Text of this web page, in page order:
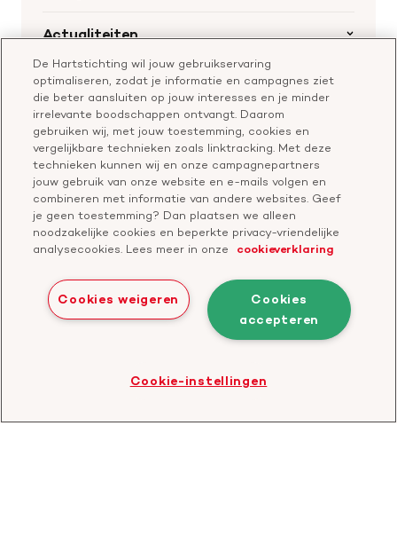
Samenwerking en financiering
Onze missie
Actualiteiten
Nieuws
Nieuwsbrief voor professionals
Hartstichting.nl
Publiekswebsite Hartstichting.nl
Over de Hartstichting
Jaarverslag
Contact
Contactgegevens
Doneer Cavaris
Bezoek
onze
LinkedIn
Privacyverklaring
Bezoek
De Hartstichting wil jouw gebruikservaring
optimaliseren, zodat je informatie en campagnes ziet
die beter aansluiten op jouw interesses en je minder
irrelevante boodschappen ontvangt. Daarom
gebruiken wij, met jouw toestemming, cookies en
vergelijkbare technieken zoals linktracking. Met deze
technieken kunnen wij en onze campagnepartners
jouw gebruik van onze website en e-mails volgen en
combineren met informatie van andere websites. Geef
je geen toestemming? Dan plaatsen we alleen
noodzakelijke cookies en beperkte privacy-vriendelijke
analysecookies. Lees meer in onze
cookieverklaring
Cookies
accepteren
Cookies weigeren
Cookie-instellingen